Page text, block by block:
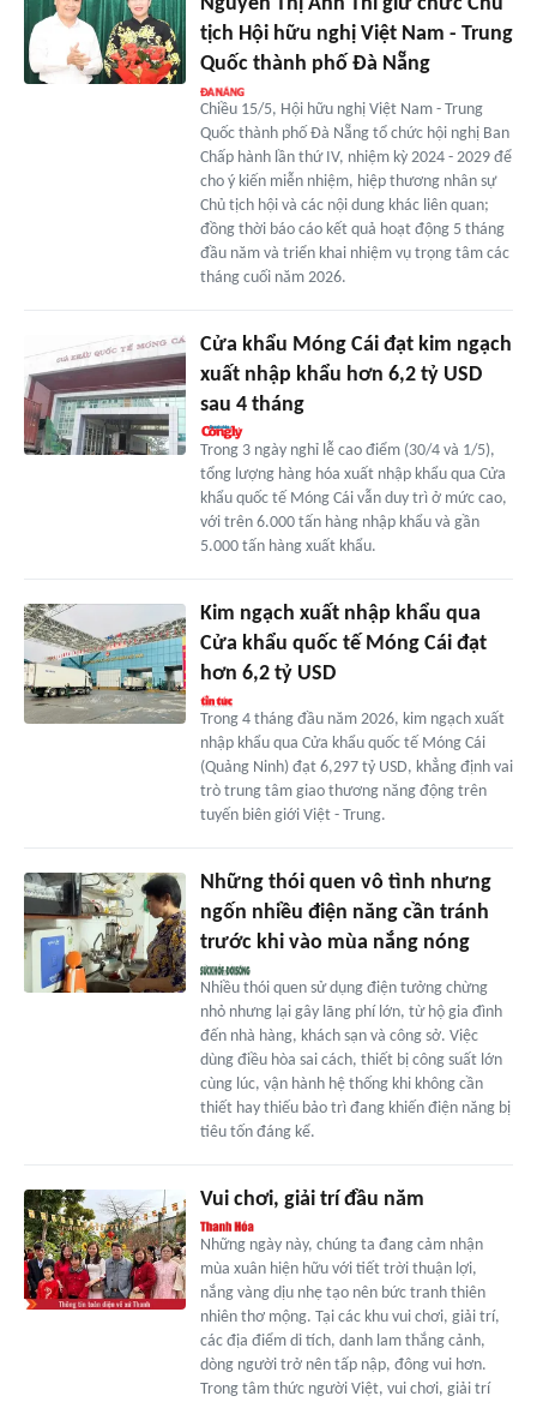
tịch Hội hữu nghị Việt Nam - Trung
Quốc thành phố Đà Nẵng
Chiều 15/5, Hội hữu nghị Việt Nam - Trung
Quốc thành phố Đà Nẵng tổ chức hội nghị Ban
Chấp hành lần thứ IV, nhiệm kỳ 2024 - 2029 để
cho ý kiến miễn nhiệm, hiệp thương nhân sự
Chủ tịch hội và các nội dung khác liên quan;
đồng thời báo cáo kết quả hoạt động 5 tháng
đầu năm và triển khai nhiệm vụ trọng tâm các
tháng cuối năm 2026.
Cửa khẩu Móng Cái đạt kim ngạch
xuất nhập khẩu hơn 6,2 tỷ USD
sau 4 tháng
Trong 3 ngày nghỉ lễ cao điểm (30/4 và 1/5),
tổng lượng hàng hóa xuất nhập khẩu qua Cửa
khẩu quốc tế Móng Cái vẫn duy trì ở mức cao,
với trên 6.000 tấn hàng nhập khẩu và gần
5.000 tấn hàng xuất khẩu.
Kim ngạch xuất nhập khẩu qua
Cửa khẩu quốc tế Móng Cái đạt
hơn 6,2 tỷ USD
Trong 4 tháng đầu năm 2026, kim ngạch xuất
nhập khẩu qua Cửa khẩu quốc tế Móng Cái
(Quảng Ninh) đạt 6,297 tỷ USD, khẳng định vai
trò trung tâm giao thương năng động trên
tuyến biên giới Việt - Trung.
Những thói quen vô tình nhưng
ngốn nhiều điện năng cần tránh
trước khi vào mùa nắng nóng
Nhiều thói quen sử dụng điện tưởng chừng
nhỏ nhưng lại gây lãng phí lớn, từ hộ gia đình
đến nhà hàng, khách sạn và công sở. Việc
dùng điều hòa sai cách, thiết bị công suất lớn
cùng lúc, vận hành hệ thống khi không cần
thiết hay thiếu bảo trì đang khiến điện năng bị
tiêu tốn đáng kể.
Vui chơi, giải trí đầu năm
Những ngày này, chúng ta đang cảm nhận
mùa xuân hiện hữu với tiết trời thuận lợi,
nắng vàng dịu nhẹ tạo nên bức tranh thiên
nhiên thơ mộng. Tại các khu vui chơi, giải trí,
các địa điểm di tích, danh lam thắng cảnh,
dòng người trở nên tấp nập, đông vui hơn.
Trong tâm thức người Việt, vui chơi, giải trí